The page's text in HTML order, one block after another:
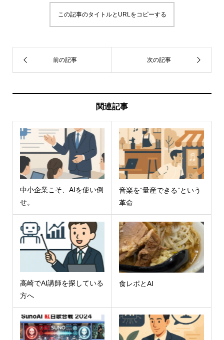
この記事のタイトルとURLをコピーする
関連記事
中小企業こそ、AIを使い倒
せ。
音楽を“量産できる”という
革命
高崎でAI講師を探している
方へ
食レポとAI